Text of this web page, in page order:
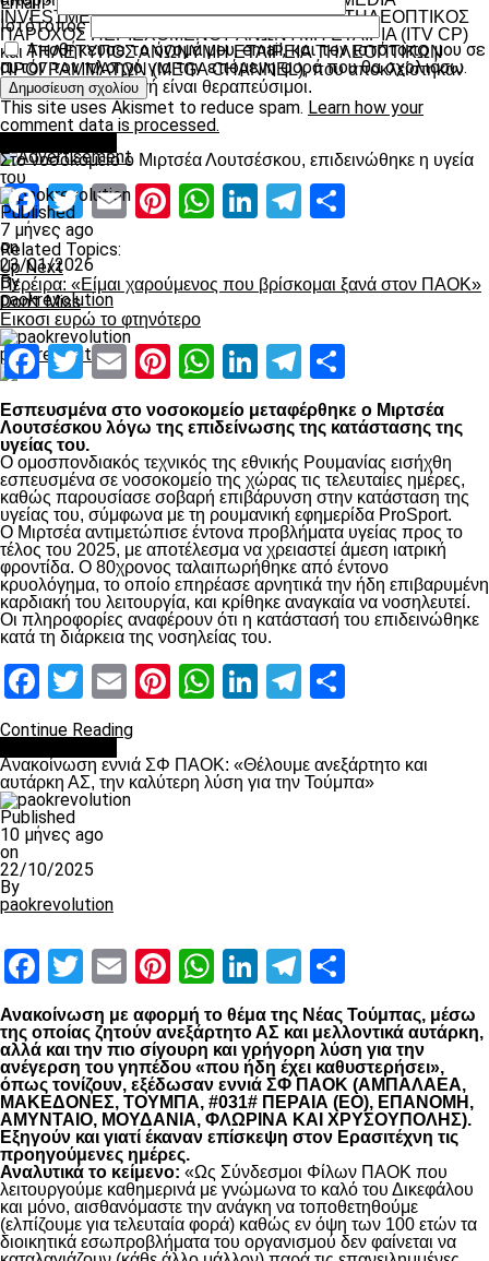
INVESTMENTS LIMITED, ΑΝΕΞΑΡΤΗΤΟΣ ΤΗΛΕΟΠΤΙΚΟΣ
ΠΑΡΟΧΟΣ ΠΕΡΙΕΧΟΜΕΝΟΥ ΑΝΩΝΥΜΗ ΕΤΑΙΡΙΑ (ITV CP)
και ΤΗΛΕΤΥΠΟΣ ΑΝΩΝΥΜΗ ΕΤΑΙΡΕΙΑ ΤΗΛΕΟΠΤΙΚΩΝ
ΠΡΟΓΡΑΜΜΑΤΩΝ (MEGA CHANNEL), που αποκλείστηκαν
από την προεπιλογή είναι θεραπεύσιμοι.
Advertisement
Facebook
Twitter
EmailPinterest
WhatsApp
LinkedIn
Telegram
Related Topics:
Up Next
Περέιρα: «Είμαι χαρούμενος που βρίσκομαι ξανά στον ΠΑΟΚ»
Don't Miss
Εικοσι ευρώ το φτηνότερο
paokrevolution
Ιστότοπος
Αποθήκευσε το όνομά μου, email, και τον ιστότοπο μου σε
αυτόν τον πλοηγό για την επόμενη φορά που θα σχολιάσω.
This site uses Akismet to reduce spam. Learn how your
comment data is processed.
Στο νοσοκομείο ο Μιρτσέα Λουτσέσκου, επιδεινώθηκε η υγεία
του
Published
7 μήνες ago
on
23/01/2026
By
paokrevolution
Facebook
Twitter
EmailPinterest
WhatsApp
LinkedIn
Telegram
Εσπευσμένα στο νοσοκομείο μεταφέρθηκε ο Μιρτσέα
Λουτσέσκου λόγω της επιδείνωσης της κατάστασης της
υγείας του.
Ο ομοσπονδιακός τεχνικός της εθνικής Ρουμανίας εισήχθη
εσπευσμένα σε νοσοκομείο της χώρας τις τελευταίες ημέρες,
καθώς παρουσίασε σοβαρή επιβάρυνση στην κατάσταση της
υγείας του, σύμφωνα με τη ρουμανική εφημερίδα ProSport.
Ο Μιρτσέα αντιμετώπισε έντονα προβλήματα υγείας προς το
τέλος του 2025, με αποτέλεσμα να χρειαστεί άμεση ιατρική
φροντίδα. Ο 80χρονος ταλαιπωρήθηκε από έντονο
κρυολόγημα, το οποίο επηρέασε αρνητικά την ήδη επιβαρυμένη
καρδιακή του λειτουργία, και κρίθηκε αναγκαία να νοσηλευτεί.
Οι πληροφορίες αναφέρουν ότι η κατάστασή του επιδεινώθηκε
κατά τη διάρκεια της νοσηλείας του.
Facebook
Twitter
EmailPinterest
WhatsApp
LinkedIn
Telegram
Continue Reading
Ανακοίνωση εννιά ΣΦ ΠΑΟΚ: «Θέλουμε ανεξάρτητο και
αυτάρκη ΑΣ, την καλύτερη λύση για την Τούμπα»
Published
10 μήνες ago
on
22/10/2025
By
paokrevolution
Facebook
Twitter
EmailPinterest
WhatsApp
LinkedIn
Telegram
Ανακοίνωση με αφορμή το θέμα της Νέας Τούμπας, μέσω
της οποίας ζητούν ανεξάρτητο ΑΣ και μελλοντικά αυτάρκη,
αλλά και την πιο σίγουρη και γρήγορη λύση για την
ανέγερση του γηπέδου «που ήδη έχει καθυστερήσει»,
όπως τονίζουν, εξέδωσαν εννιά ΣΦ ΠΑΟΚ (ΑΜΠΑΛΑΕΑ,
ΜΑΚΕΔΟΝΕΣ, ΤΟΥΜΠΑ, #031# ΠΕΡΑΙΑ (ΕΟ), ΕΠΑΝΟΜΗ,
ΑΜΥΝΤΑΙΟ, ΜΟΥΔΑΝΙΑ, ΦΛΩΡΙΝΑ ΚΑΙ ΧΡΥΣΟΥΠΟΛΗΣ).
Εξηγούν και γιατί έκαναν επίσκεψη στον Ερασιτέχνη τις
προηγούμενες ημέρες.
Αναλυτικά το κείμενο: «Ως Σύνδεσμοι Φίλων ΠΑΟΚ που
λειτουργούμε καθημερινά με γνώμωνα το καλό του Δικεφάλου
και μόνο, αισθανόμαστε την ανάγκη να τοποθετηθούμε
(ελπίζουμε για τελευταία φορά) καθώς εν όψη των 100 ετών τα
διοικητικά εσωπροβλήματα του οργανισμού δεν φαίνεται να